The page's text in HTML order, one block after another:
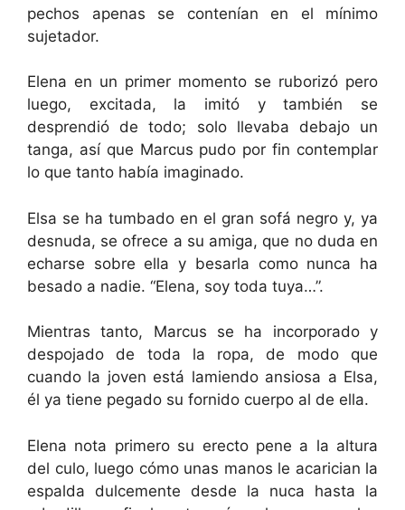
pechos apenas se contenían en el mínimo
sujetador.
Elena en un primer momento se ruborizó pero
luego, excitada, la imitó y también se
desprendió de todo; solo llevaba debajo un
tanga, así que Marcus pudo por fin contemplar
lo que tanto había imaginado.
Elsa se ha tumbado en el gran sofá negro y, ya
desnuda, se ofrece a su amiga, que no duda en
echarse sobre ella y besarla como nunca ha
besado a nadie. “Elena, soy toda tuya…”.
Mientras tanto, Marcus se ha incorporado y
despojado de toda la ropa, de modo que
cuando la joven está lamiendo ansiosa a Elsa,
él ya tiene pegado su fornido cuerpo al de ella.
Elena nota primero su erecto pene a la altura
del culo, luego cómo unas manos le acarician la
espalda dulcemente desde la nuca hasta la